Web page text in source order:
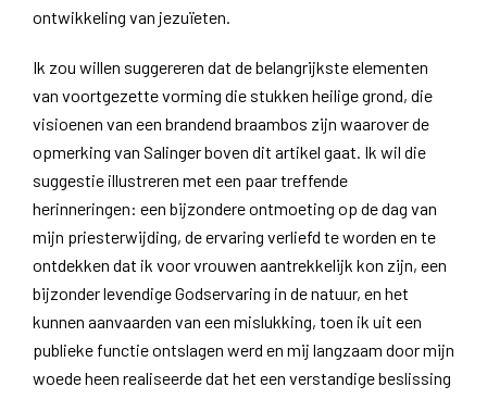
ontwikkeling van jezuïeten.
Ik zou willen suggereren dat de belangrijkste elementen
van voortgezette vorming die stukken heilige grond, die
visioenen van een brandend braambos zijn waarover de
opmerking van Salinger boven dit artikel gaat. Ik wil die
suggestie illustreren met een paar treffende
herinneringen: een bijzondere ontmoeting op de dag van
mijn priesterwijding, de ervaring verliefd te worden en te
ontdekken dat ik voor vrouwen aantrekkelijk kon zijn, een
bijzonder levendige Godservaring in de natuur, en het
kunnen aanvaarden van een mislukking, toen ik uit een
publieke functie ontslagen werd en mij langzaam door mijn
woede heen realiseerde dat het een verstandige beslissing